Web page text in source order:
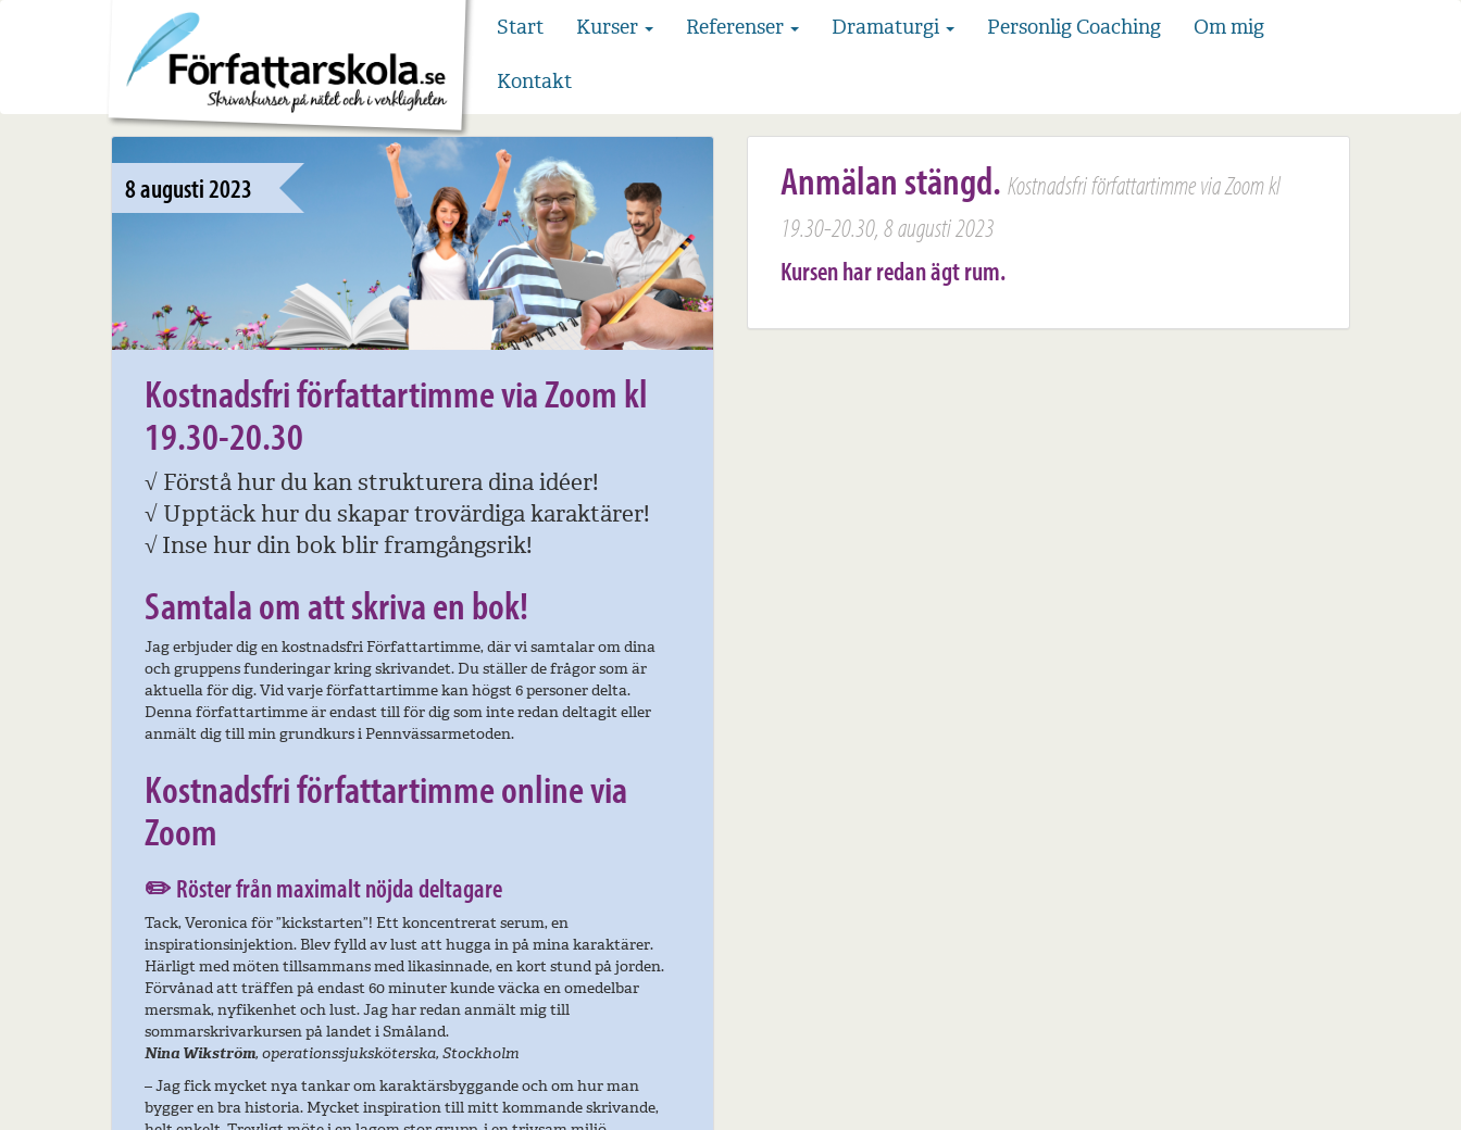
Start Kurser Referenser Dramaturgi Personlig Coaching Om mig
Kontakt
8 augusti 2023
Kostnadsfri författartimme via Zoom kl
19.30-20.30
√ Förstå hur du kan strukturera dina idéer!
√ Upptäck hur du skapar trovärdiga karaktärer!
√Inse hur din bok blir framgångsrik!
Samtala om att skriva en bok!
Jag erbjuder dig en kostnadsfri Författartimme, där vi samtalar om dina
och gruppens funderingar kring skrivandet. Du ställer de frågor som är
aktuella för dig. Vid varje författartimme kan högst 6 personer delta.
Denna författartimme är endast till för dig som inte redan deltagit eller
anmält dig till min grundkurs i Pennvässarmetoden.
Kostnadsfri författartimme online via
Zoom
✏️ Röster från maximalt nöjda deltagare
Tack, Veronica för ”kickstarten”! Ett koncentrerat serum, en
inspirationsinjektion. Blev fylld av lust att hugga in på mina karaktärer.
Härligt med möten tillsammans med likasinnade, en kort stund på jorden.
Förvånad att träffen på endast 60 minuter kunde väcka en omedelbar
mersmak, nyfikenhet och lust. Jag har redan anmält mig till
sommarskrivarkursen på landet i Småland.
Nina Wikström, operationssjuksköterska, Stockholm
– Jag fick mycket nya tankar om karaktärsbyggande och om hur man
bygger en bra historia. Mycket inspiration till mitt kommande skrivande,
Anmälan stängd. Kostnadsfri författartimme via Zoom kl
19.30-20.30, 8 augusti 2023
Kursen har redan ägt rum.